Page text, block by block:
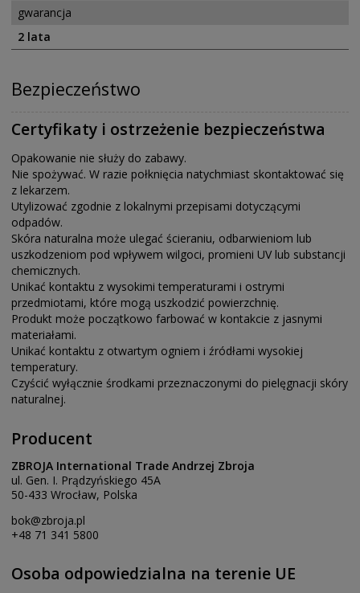
gwarancja
2 lata
Bezpieczeństwo
Certyfikaty i ostrzeżenie bezpieczeństwa
Opakowanie nie służy do zabawy.
Nie spożywać. W razie połknięcia natychmiast skontaktować się
z lekarzem.
Utylizować zgodnie z lokalnymi przepisami dotyczącymi
odpadów.
Skóra naturalna może ulegać ścieraniu, odbarwieniom lub
uszkodzeniom pod wpływem wilgoci, promieni UV lub substancji
chemicznych.
Unikać kontaktu z wysokimi temperaturami i ostrymi
przedmiotami, które mogą uszkodzić powierzchnię.
Produkt może początkowo farbować w kontakcie z jasnymi
materiałami.
Unikać kontaktu z otwartym ogniem i źródłami wysokiej
temperatury.
Czyścić wyłącznie środkami przeznaczonymi do pielęgnacji skóry
naturalnej.
Producent
ZBROJA International Trade Andrzej Zbroja
ul. Gen. I. Prądzyńskiego 45A
50-433 Wrocław, Polska
bok@zbroja.pl
+48 71 341 5800
Osoba odpowiedzialna na terenie UE